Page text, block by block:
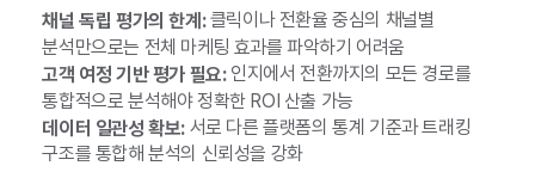
채널 독립 평가의 한계:클릭이나 전환율 중심의 채널별
분석만으로는 전체 마케팅 효과를 파악하기 어려움
고객 여정 기반 평가 필요:인지에서 전환까지의 모든 경로를
통합적으로 분석해야 정확한 ROI 산출 가능
데이터 일관성 확보:서로 다른 플랫폼의 통계 기준과 트래킹
구조를 통합해 분석의 신뢰성을 강화